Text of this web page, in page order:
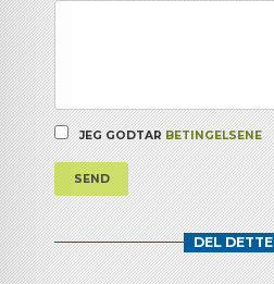
JEG GODTARBETINGELSENE
SEND
DEL DETTE